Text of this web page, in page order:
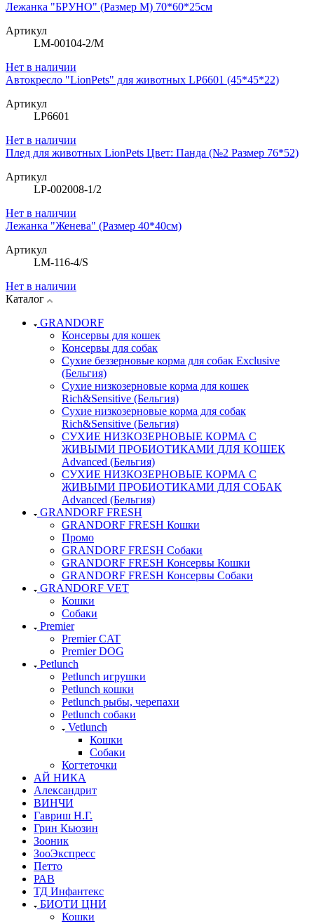
Лежанка "БРУНО" (Размер М) 70*60*25см
Артикул
LM-00104-2/M
Нет в наличии
Автокресло "LionPets" для животных LP6601 (45*45*22)
Артикул
LP6601
Нет в наличии
Плед для животных LionPets Цвет: Панда (№2 Размер 76*52)
Артикул
LP-002008-1/2
Нет в наличии
Лежанка "Женева" (Размер 40*40см)
Артикул
LM-116-4/S
Нет в наличии
Каталог
GRANDORF
Консервы для кошек
Консервы для собак
Сухие беззерновые корма для собак Exclusive
(Бельгия)
Сухие низкозерновые корма для кошек
Rich&Sensitive (Бельгия)
Сухие низкозерновые корма для собак
Rich&Sensitive (Бельгия)
СУХИЕ НИЗКОЗЕРНОВЫЕ КОРМА С
ЖИВЫМИ ПРОБИОТИКАМИ ДЛЯ КОШЕК
Advanced (Бельгия)
СУХИЕ НИЗКОЗЕРНОВЫЕ КОРМА С
ЖИВЫМИ ПРОБИОТИКАМИ ДЛЯ СОБАК
Advanced (Бельгия)
GRANDORF FRESH
GRANDORF FRESH Кошки
Промо
GRANDORF FRESH Собаки
GRANDORF FRESH Консервы Кошки
GRANDORF FRESH Консервы Собаки
GRANDORF VET
Кошки
Собаки
Premier
Premier CAT
Premier DOG
Petlunch
Petlunch игрушки
Petlunch кошки
Petlunch рыбы, черепахи
Petlunch собаки
Vetlunch
Кошки
Собаки
Когтеточки
АЙ НИКА
Александрит
ВИНЧИ
Гавриш Н.Г.
Грин Кьюзин
Зооник
ЗооЭкспресс
Петто
РАВ
ТД Инфантекс
БИОТИ ЦНИ
Кошки